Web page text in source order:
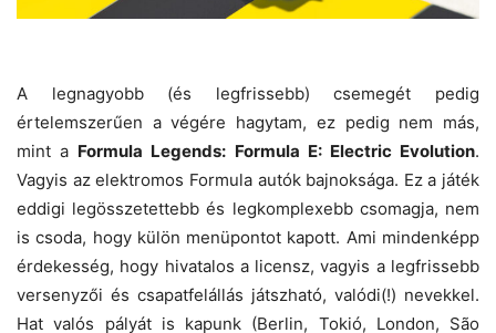
A legnagyobb (és legfrissebb) csemegét pedig
értelemszerűen a végére hagytam, ez pedig nem más,
mint a Formula Legends: Formula E: Electric Evolution.
Vagyis az elektromos Formula autók bajnoksága. Ez a játék
eddigi legösszetettebb és legkomplexebb csomagja, nem
is csoda, hogy külön menüpontot kapott. Ami mindenképp
érdekesség, hogy hivatalos a licensz, vagyis a legfrissebb
versenyzői és csapatfelállás játszható, valódi(!) nevekkel.
Hat valós pályát is kapunk (Berlin, Tokió, London, São